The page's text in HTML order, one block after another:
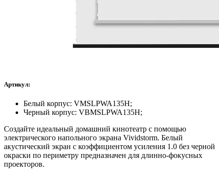
Артикул:
Белый корпус: VMSLPWA135H;
Черный корпус: VBMSLPWA135H;
Создайте идеальный домашний кинотеатр с помощью
электрического напольного экрана Vividstorm. Белый
акустический экран с коэффициентом усиления 1.0 без черной
окраски по периметру предназначен для длинно-фокусных
проекторов.